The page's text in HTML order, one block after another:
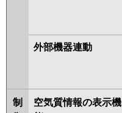
外部機器連動
制
空気質情報の表示機